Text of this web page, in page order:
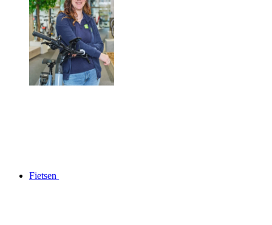
Fietsen